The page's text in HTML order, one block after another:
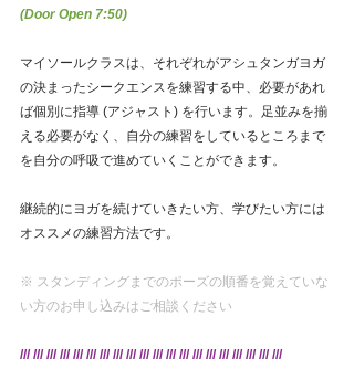
(Door Open 7:50)
マイソールクラスは、それぞれがアシュタンガヨガ
の決まったシークエンスを練習する中、必要があれ
ば個別に指導 (アジャスト) を行います。足並みを揃
える必要がなく、自分の練習をしているところまで
を自分の呼吸で進めていくことができます。
継続的にヨガを続けていきたい方、学びたい方には
オススメの練習方法です。
※ スタンディングまでのポーズの順番を覚えていな
い方のお申し込みはご相談ください
/// /// /// /// /// /// /// /// /// /// /// /// /// /// /// /// /// /// /// ///